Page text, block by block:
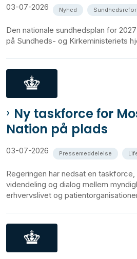
03-07-2026 Nyhed
Den nationale sundhedsplan for
på Sundheds- og Kirkeministeriets
Ny taskforce for
Nation på plads
03-07-2026 Pressemeddelelse
Regeringen har nedsat en
videndeling og dialog mellem
erhvervslivet og